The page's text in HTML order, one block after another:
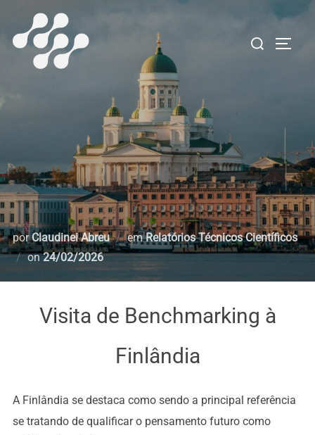
conteúdo
Pesquisar
porClaudinei Abreu emRelatórios Técnicos Científicos
onPostado
24/02/2026
Visita de Benchmarking à
Finlândia
A Finlândia se destaca como sendo a principal referência
se tratando de qualificar o pensamento futuro como